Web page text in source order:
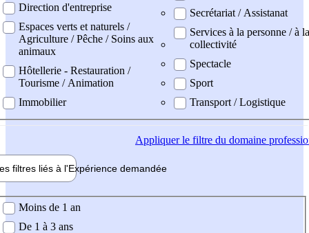
Direction d'entreprise
Espaces verts et naturels /
Agriculture / Pêche / Soins aux
animaux
Hôtellerie - Restauration /
Tourisme / Animation
Immobilier
Secrétariat / Assistanat
Services à la personne / à la
collectivité
Spectacle
Sport
Transport / Logistique
Appliquerle filtre du domaine
filtres liés à l'Expérience demandée
demandée
Moins de 1 an
De 1 à 3 ans